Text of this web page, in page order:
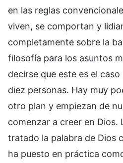
en las reglas
viven, se comportan y
completamente sobre la
filosofía para los asuntos
decirse que este es el
diez personas. Hay muy
otro plan y empiezan de
comenzar a creer en Dios.
tratado la palabra de Dios
ha puesto en práctica